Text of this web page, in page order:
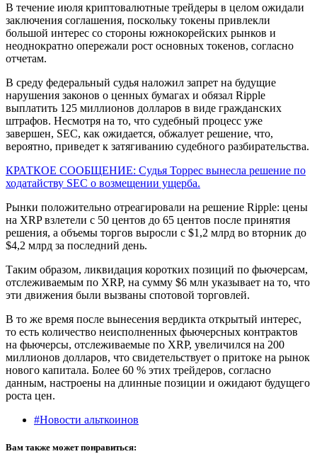
В течение июля криптовалютные трейдеры в целом ожидали
заключения соглашения, поскольку токены привлекли
большой интерес со стороны южнокорейских рынков и
неоднократно опережали рост основных токенов, согласно
отчетам.
В среду федеральный судья наложил запрет на будущие
нарушения законов о ценных бумагах и обязал Ripple
выплатить 125 миллионов долларов в виде гражданских
штрафов. Несмотря на то, что судебный процесс уже
завершен, SEC, как ожидается, обжалует решение, что,
вероятно, приведет к затягиванию судебного разбирательства.
КРАТКОЕ СООБЩЕНИЕ: Судья Торрес вынесла решение по
ходатайству SEC о возмещении ущерба.
Рынки положительно отреагировали на решение Ripple: цены
на XRP взлетели с 50 центов до 65 центов после принятия
решения, а объемы торгов выросли с $1,2 млрд во вторник до
$4,2 млрд за последний день.
Таким образом, ликвидация коротких позиций по фьючерсам,
отслеживаемым по XRP, на сумму $6 млн указывает на то, что
эти движения были вызваны спотовой торговлей.
В то же время после вынесения вердикта открытый интерес,
то есть количество неисполненных фьючерсных контрактов
на фьючерсы, отслеживаемые по XRP, увеличился на 200
миллионов долларов, что свидетельствует о притоке на рынок
нового капитала. Более 60 % этих трейдеров, согласно
данным, настроены на длинные позиции и ожидают будущего
роста цен.
#Новости альткоинов
Вам также может понравиться: